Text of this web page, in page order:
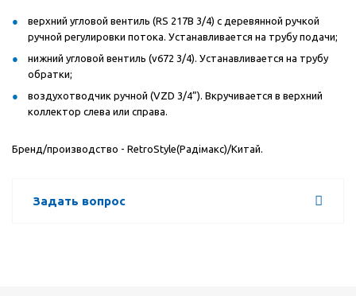
верхний угловой вентиль (RS 217B 3/4) с деревянной ручкой
ручной регулировки потока. Устанавливается на трубу подачи;
нижний угловой вентиль (v672 3/4). Устанавливается на трубу
обратки;
воздухотводчик ручной (VZD 3/4”). Вкручивается в верхний
коллектор слева или справа.
Бренд/производство - RetroStyle(Радiмакс)/Китай.
Задать вопрос